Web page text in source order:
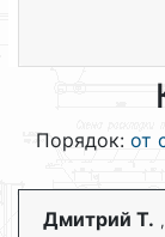
Порядок: от
Дмитрий Т.